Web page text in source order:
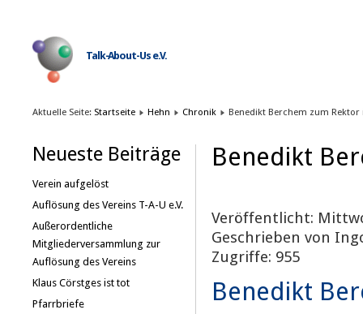
Talk-About-Us e.V.
Aktuelle Seite: Startseite Hehn Chronik Benedikt Berchem zum
Neueste Beiträge
Verein aufgelöst
Auflösung des Vereins T-A-U e.V.
Außerordentliche
Mitgliederversammlung zur
Auflösung des Vereins
Klaus Cörstges ist tot
Pfarrbriefe
Benedikt
Veröffentlicht:
Geschrieben von
Zugriffe: 955
Benedikt